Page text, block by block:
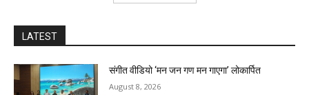
LATEST
संगीत वीडियो ‘मन जन गण मन गाएगा’ लोकार्पित
August 8, 2026